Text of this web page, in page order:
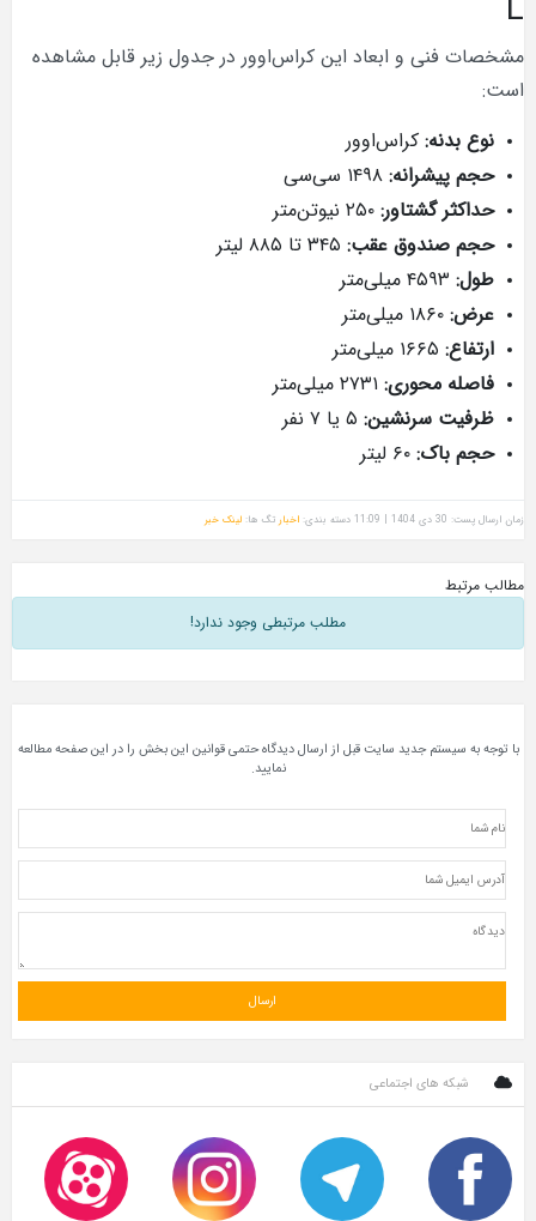
و ابعاد این کراس‌اوور در جدول زیر قابل مشاهده
کراس‌اوور
:۱۴۹۸ سی‌سی
گشتاور:۲۵۰ نیوتن‌متر
عقب:۳۴۵ تا ۸۸۵ لیتر
محوری:۲۷۳۱ میلی‌متر
سرنشین:۵ یا ۷ نفر
:
دسته بندی: اخبار تگ ها:لینک خبر
مطلب مرتبطی وجود ندارد!
جدید سایت قبل از ارسال دیدگاه حتمی قوانین این بخش را در این صفحه مطالعه
های اجتماعی